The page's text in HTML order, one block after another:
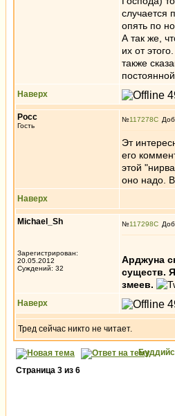
случается
опять по
А так же,
их от этого.
также
Наверх
Росс
Гость
№117278
Эт
его
этой
оно надо.
Наверх
Michael_Sh
Зарегистрирован:
20.05.2012
Суждений: 32
№117298
Aрджуна
существ.
змеев.
Наверх
Тред сейчас никто не читает.
Страница 3 из 6